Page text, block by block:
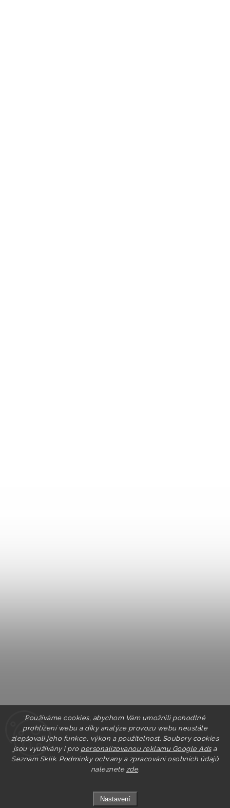
Používáme cookies, abychom Vám umožnili pohodlné
prohlížení webu a díky analýze provozu webu neustále
zlepšovali jeho funkce, výkon a použitelnost. Soubory cookies
jsou využívány i pro personalizovanou reklamu Google Adsa
Seznam Sklik. Podmínky ochrany a zpracování osobních údajů
naleznete zde.
Nastavení